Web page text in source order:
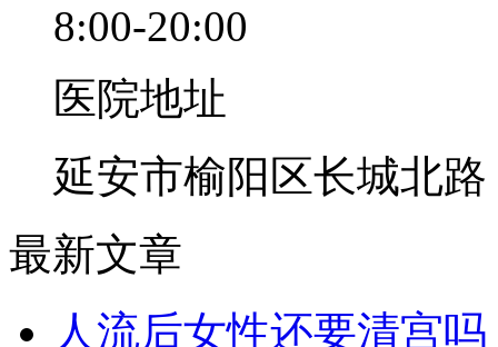
8:00-20:00
医院地址
延安市榆阳区长城北路
最新文章
人流后女性还要清宫吗